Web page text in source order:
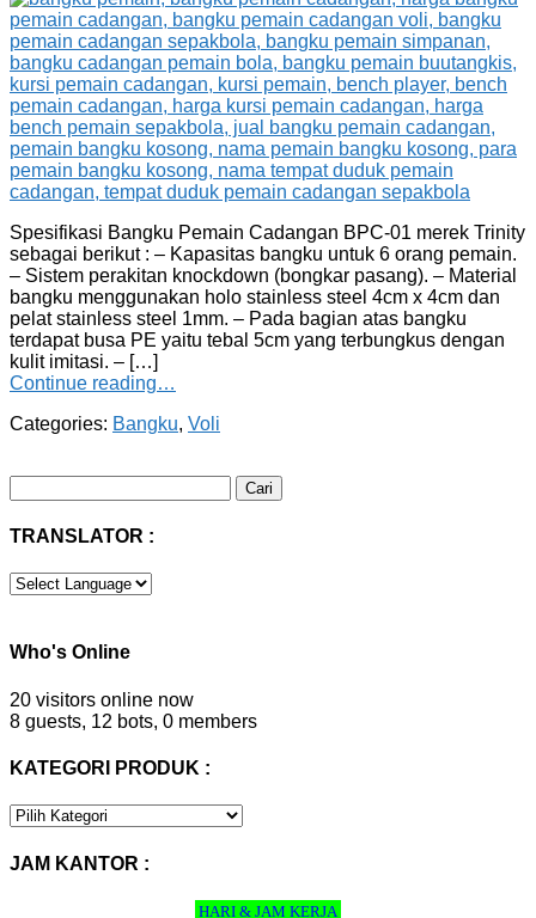
Spesifikasi Bangku Pemain Cadangan BPC-01 merek Trinity
sebagai berikut : – Kapasitas bangku untuk 6 orang pemain.
– Sistem perakitan knockdown (bongkar pasang). – Material
bangku menggunakan holo stainless steel 4cm x 4cm dan
pelat stainless steel 1mm. – Pada bagian atas bangku
terdapat busa PE yaitu tebal 5cm yang terbungkus dengan
kulit imitasi. – […]
Continue reading…
Categories: Bangku, Voli
untuk:
TRANSLATOR :
Who's Online
20 visitors online now
8 guests, 12 bots, 0 members
KATEGORI PRODUK :
KATEGORI
JAM KANTOR :
HARI & JAM KERJA